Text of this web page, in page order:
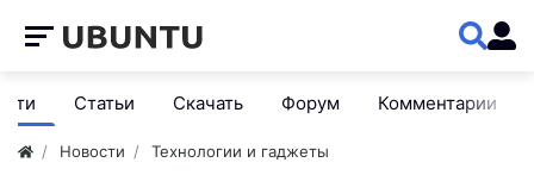
Статьи Скачать Форум Комментарии
Новости Технологии и гаджеты